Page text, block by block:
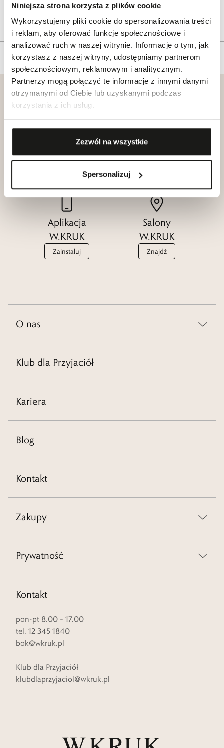
Niniejsza strona korzysta z plików cookie
Wykorzystujemy pliki cookie do spersonalizowania treści
i reklam, aby oferować funkcje społecznościowe i
analizować ruch w naszej witrynie. Informacje o tym, jak
korzystasz z naszej witryny, udostępniamy partnerom
społecznościowym, reklamowym i analitycznym.
Partnerzy mogą połączyć te informacje z innymi danymi
otrzymanymi od Ciebie lub uzyskanymi podczas
korzystania z ich usług.
Zezwól na wszystkie
Spersonalizuj
Tagi
Klub dla
Przyjaciół
W.KRUK
Katalogi
Aplikacja
W.KRUK
Zainstaluj
Salony
W.KRUK
Znajdź
O nas
Klub dla Przyjaciół
Kariera
Blog
Kontakt
Zakupy
Prywatność
Kontakt
pon-pt 8.00 – 17.00
tel. 12 345 1840
bok@wkruk.pl
Klub dla Przyjaciół
klubdlaprzyjaciol@wkruk.pl